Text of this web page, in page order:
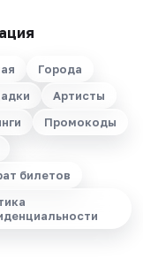
Города
Артисты
Промокоды
билетов